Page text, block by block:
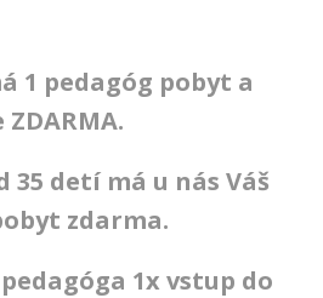
1 pedagóg pobyt a
35 detí má u nás Váš
zdarma.
1x vstup do
návštevníka